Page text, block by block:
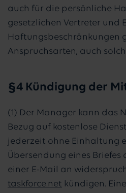
auch für die persönliche
gesetzlichen Vertreter und
Haftungsbeschränkungen
Anspruchsarten, auch
§4 Kündigung der
(1) Der Manager kann das
Bezug auf kostenlose
jederzeit ohne Einhaltung
Übersendung eines Briefes
einer E-Mail an
taskforce.net kündigen.